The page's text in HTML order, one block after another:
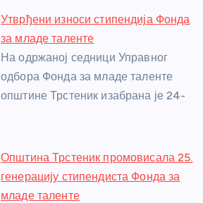
Утврђени износи стипендија Фонда
за младе таленте
На одржаној седници Управног
одбора Фонда за младе таленте
општине Трстеник изабрана је 24-
Општина Трстеник промовисала 25.
генерацију стипендиста Фонда за
младе таленте